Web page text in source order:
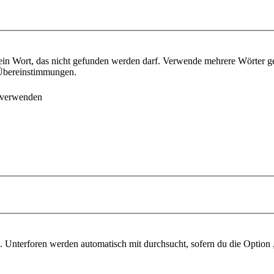
Wort, das nicht gefunden werden darf. Verwende mehrere Wörter
werden automatisch mit durchsucht, sofern du die